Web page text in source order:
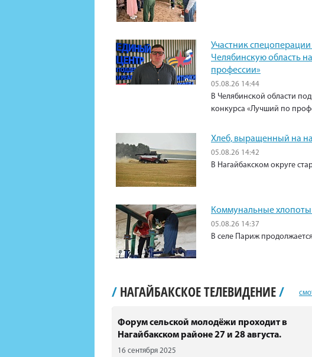
Участник
Челябинскую область
профессии»
05.08.26 14:44
В Челябинской области
конкурса «Лучший по
Хлеб, выращенный на
05.08.26 14:42
В Нагайбакском округе
Коммунальные
05.08.26 14:37
В селе Париж
/ НАГАЙБАКСКОЕ ТЕЛЕВИДЕНИЕ/
Форум сельской молодёжи проходит в
Нагайбакском районе 27 и 28 августа.
16 сентября 2025